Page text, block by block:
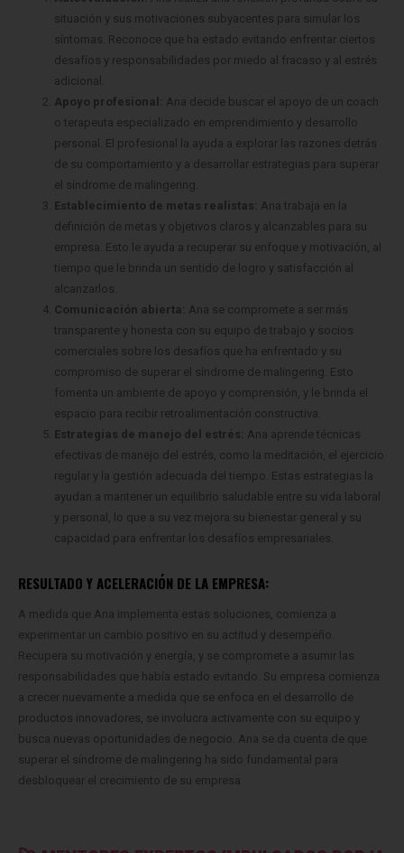
situación y sus motivaciones subyacentes para simular los
síntomas. Reconoce que ha estado evitando enfrentar ciertos
desafíos y responsabilidades por miedo al fracaso y al estrés
adicional.
Apoyo profesional:
Ana decide buscar el apoyo de un coach
o terapeuta especializado en emprendimiento y desarrollo
personal. El profesional la ayuda a explorar las razones detrás
de su comportamiento y a desarrollar estrategias para superar
el síndrome de malingering.
Establecimiento de metas realistas: Ana trabaja en la
definición de metas y objetivos claros y alcanzables para su
empresa. Esto le ayuda a recuperar su enfoque y motivación, al
tiempo que le brinda un sentido de logro y satisfacción al
alcanzarlos.
Comunicación abierta: Ana se compromete a ser más
transparente y honesta con su equipo de trabajo y socios
comerciales sobre los desafíos que ha enfrentado y su
compromiso de superar el síndrome de malingering. Esto
fomenta un ambiente de apoyo y comprensión, y le brinda el
espacio para recibir retroalimentación constructiva.
Estrategias de manejo del estrés: Ana aprende técnicas
efectivas de manejo del estrés, como la meditación, el ejercicio
regular y la gestión adecuada del tiempo. Estas estrategias la
ayudan a mantener un equilibrio saludable entre su vida laboral
y personal, lo que a su vez mejora su bienestar general y su
capacidad para enfrentar los desafíos empresariales.
RESULTADO Y ACELERACIÓN DE LA EMPRESA:
A medida que Ana implementa estas soluciones, comienza a
experimentar un cambio positivo en su actitud y desempeño.
Recupera su motivación y energía, y se compromete a asumir las
responsabilidades que había estado evitando. Su empresa comienza
a crecer nuevamente a medida que se enfoca en el desarrollo de
productos innovadores, se involucra activamente con su equipo y
busca nuevas oportunidades de negocio. Ana se da cuenta de que
superar el síndrome de malingering ha sido fundamental para
desbloquear el crecimiento de su empresa